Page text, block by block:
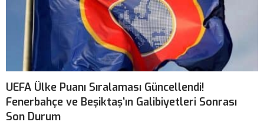
UEFA Ülke Puanı Sıralaması Güncellendi!
Fenerbahçe ve Beşiktaş’ın Galibiyetleri Sonrası
Son Durum